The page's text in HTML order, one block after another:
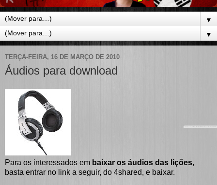
▼
▼
TERÇA-FEIRA, 16 DE MARÇO DE 2010
Áudios para download
Para os interessados em baixar os áudios das lições,
basta entrar no link a seguir, do 4shared, e baixar.